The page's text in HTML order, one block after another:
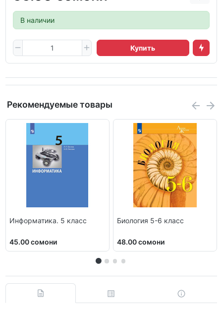
В наличии
Купить
Рекомендуемые товары
Информатика. 5 класс
45.00 сомони
Биология 5-6 класс
48.00 сомони